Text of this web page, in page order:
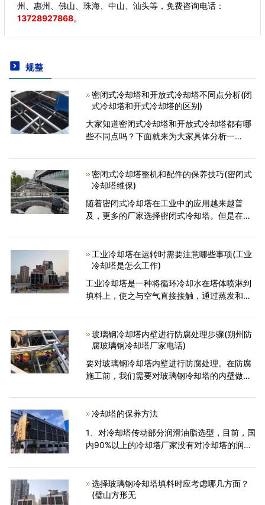
州、惠州、佛山、珠海、中山、汕头等， 免费咨询电话：
13728927868。
规整
密闭式冷却塔和开放式冷却塔不同点分析(闭
式冷却塔和开式冷却塔的区别)
大家知道密闭式冷却塔和开放式冷却塔都有哪
些不同点吗？下面就来为大家具体分析一
处在于冷却塔的填充材。密闭式的热交换器使
用铜管来代替开放
密闭式冷却塔整机和配件的保养技巧(密闭式
冷却塔维保)
随着密闭式冷却塔在工业中的应用越来越普
及，更多的厂家选择密闭式冷却塔。但是在长
现老化的现象。那么为什么会出现这种情况
呢？其实大多原因是
工业冷却塔在运转时需要注意哪些事项(工业
冷却塔是怎么工作)
工业冷却塔是一种将循环冷却水在塔体喷淋到
填料上，使之与空气直接接触，通过蒸发和对
业冷却塔在运转时需要注意以下事项： 1、
减速机应经常检
玻璃钢冷却塔内壁进行防腐处理步骤(朔州防
腐玻璃钢冷却塔厂家电话)
要对玻璃钢冷却塔内壁进行防腐处理。在防腐
施工前，我们需要对玻璃钢冷却塔的内壁做如
用高压水由上而下冲洗，冲洗水使用生活淡
水。不得使用河水
冷却塔的保养方法
1、对冷却塔传动部分润滑油脂选型，目前，国
内90%以上的冷却塔厂家没有对冷却塔的润滑
滑脂”之类的说明，殊不知，冷却塔传动部分长
期工作于高水汽
选择玻璃钢冷却塔填料时应考虑哪几方面？
(璧山方形无